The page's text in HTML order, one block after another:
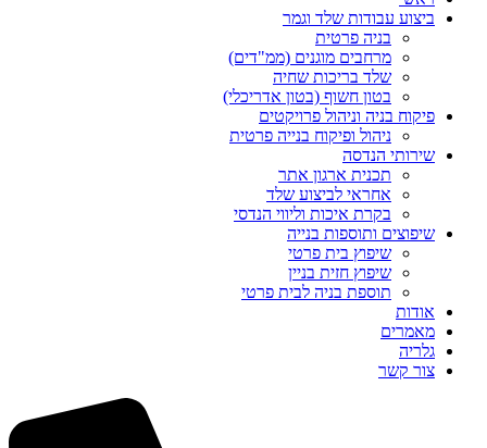
ביצוע עבודות שלד וגמר
בניה פרטית
מרחבים מוגנים (ממ"דים)
שלד בריכות שחיה
בטון חשוף (בטון אדריכלי)
פיקוח בניה וניהול פרויקטים
ניהול ופיקוח בנייה פרטית
שירותי הנדסה
תכנית ארגון אתר
אחראי לביצוע שלד
בקרת איכות וליווי הנדסי
שיפוצים ותוספות בנייה
שיפוץ בית פרטי
שיפוץ חזית בניין
תוספת בניה לבית פרטי
אודות
מאמרים
גלריה
צור קשר